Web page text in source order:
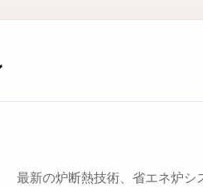
最新の炉断熱技術、省エネ炉シ